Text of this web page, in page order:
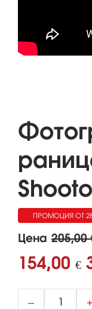
ПРОМОЦИЯ ОТ
ДО 01-09-
Цена 205,00
154,00 €
– +